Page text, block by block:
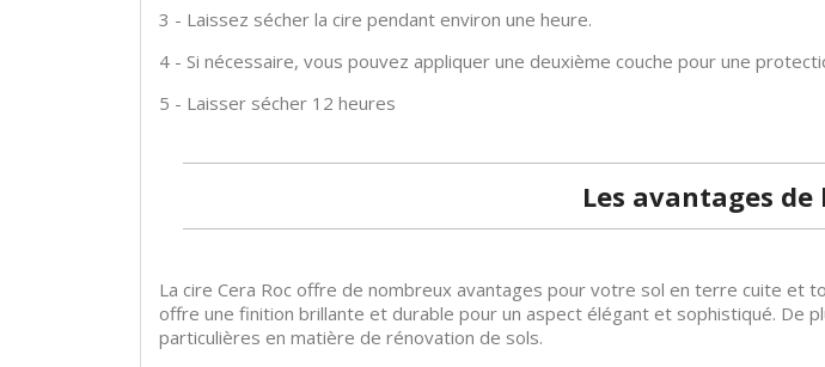
3 - Laissez sécher la cire pendant environ une heure.
4 - Si nécessaire, vous pouvez appliquer une deuxième couche pour une
5 - Laisser sécher 12 heures
Les avantages de
La cire Cera Roc offre de nombreux avantages pour votre sol en terre cuite
offre une finition brillante et durable pour un aspect élégant et sophistiqué. De
particulières en matière de rénovation de sols.